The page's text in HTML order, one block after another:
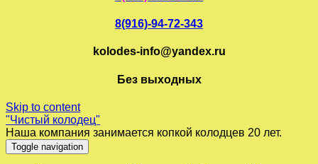
8(916)-94-72-343
kolodes-info@yandex.ru
Без выходных
Skip to content
"Чистый колодец"
Наша компания занимается копкой колодцев 20 лет.
Toggle navigation